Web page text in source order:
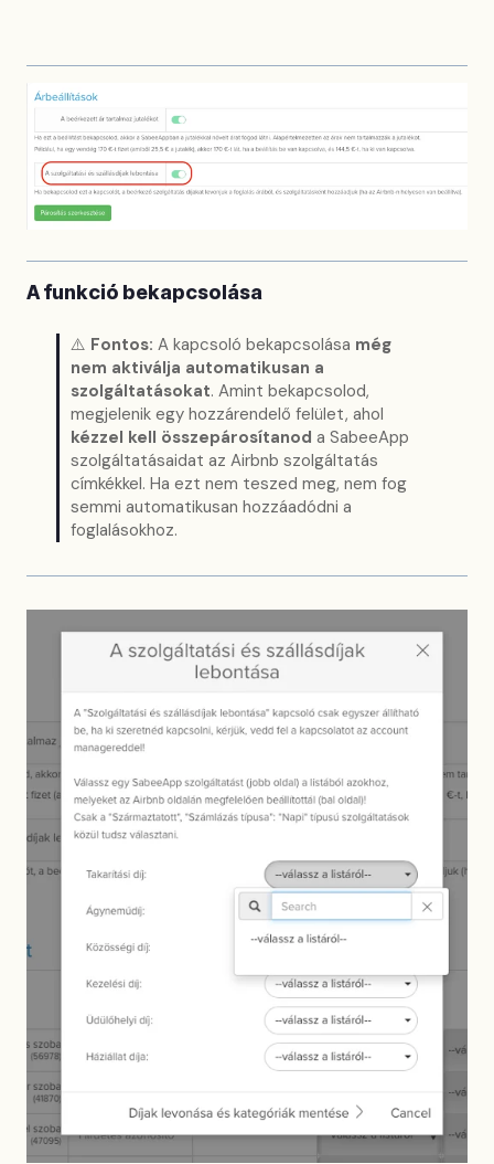
A funkció bekapcsolása
⚠️ Fontos: A kapcsoló bekapcsolása még
nem aktiválja automatikusan a
szolgáltatásokat. Amint bekapcsolod,
megjelenik egy hozzárendelő felület, ahol
kézzel kell összepárosítanod a SabeeApp
szolgáltatásaidat az Airbnb szolgáltatás
címkékkel. Ha ezt nem teszed meg, nem fog
semmi automatikusan hozzáadódni a
foglalásokhoz.